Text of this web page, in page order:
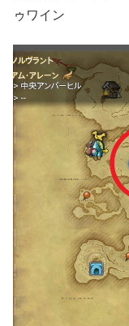
ゥワイン